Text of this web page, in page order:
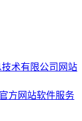
术有限公司 网站
方网站软件服务